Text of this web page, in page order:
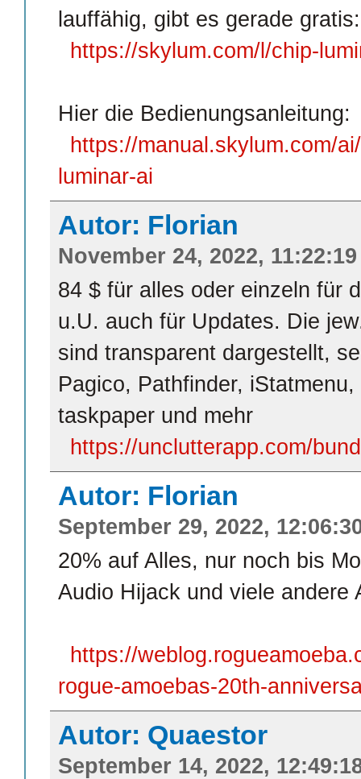
lauffähig, gibt es gerade gratis:
https://skylum.com/l/chip-
Hier die Bedienungsanleitung:
https://manual.skylum.com/
luminar-ai
Autor: Florian
November 24, 2022, 11:22:19
84 $ für alles oder einzeln für
u.U. auch für Updates. Die
sind transparent dargestellt,
Pagico, Pathfinder,
taskpaper und mehr
https://unclutterapp.com/
Autor: Florian
September 29, 2022,
20% auf Alles, nur noch bis
Audio Hijack und viele andere
https://
rogue-amoebas-20th-
Autor: Quaestor
September 14, 2022,